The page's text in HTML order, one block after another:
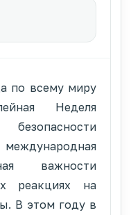
по всему миру
Неделя
важности
реакциях на
В этом году в